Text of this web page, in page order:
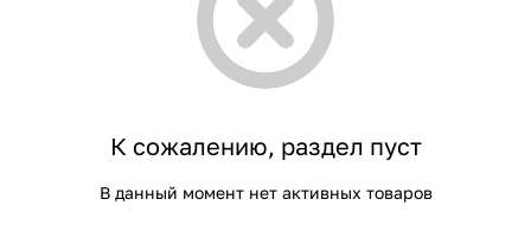
К сожалению, раздел пуст
В данный момент нет активных товаров